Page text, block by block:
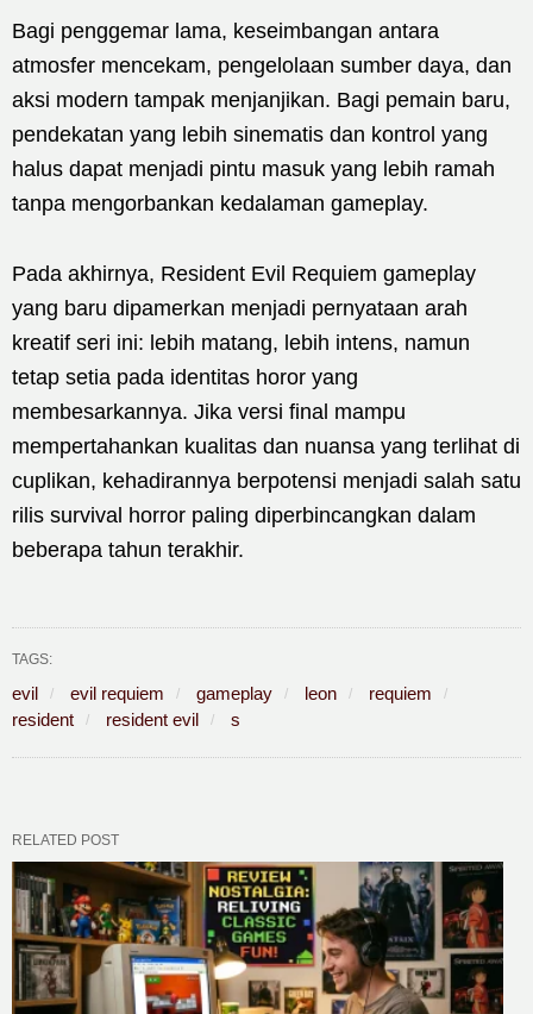
Bagi penggemar lama, keseimbangan antara
atmosfer mencekam, pengelolaan sumber daya, dan
aksi modern tampak menjanjikan. Bagi pemain baru,
pendekatan yang lebih sinematis dan kontrol yang
halus dapat menjadi pintu masuk yang lebih ramah
tanpa mengorbankan kedalaman gameplay.
Pada akhirnya, Resident Evil Requiem gameplay
yang baru dipamerkan menjadi pernyataan arah
kreatif seri ini: lebih matang, lebih intens, namun
tetap setia pada identitas horor yang
membesarkannya. Jika versi final mampu
mempertahankan kualitas dan nuansa yang terlihat di
cuplikan, kehadirannya berpotensi menjadi salah satu
rilis survival horror paling diperbincangkan dalam
beberapa tahun terakhir.
TAGS:
evil evil requiem gameplay leon
requiem
resident
resident evil s
RELATED POST